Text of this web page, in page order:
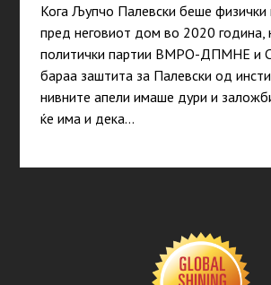
Кога Љупчо Палевски беше физички
пред неговиот дом во 2020 година,
политички партии ВМРО-ДПМНЕ и
бараа заштита за Палевски од
нивните апели имаше дури и
ќе има и дека…